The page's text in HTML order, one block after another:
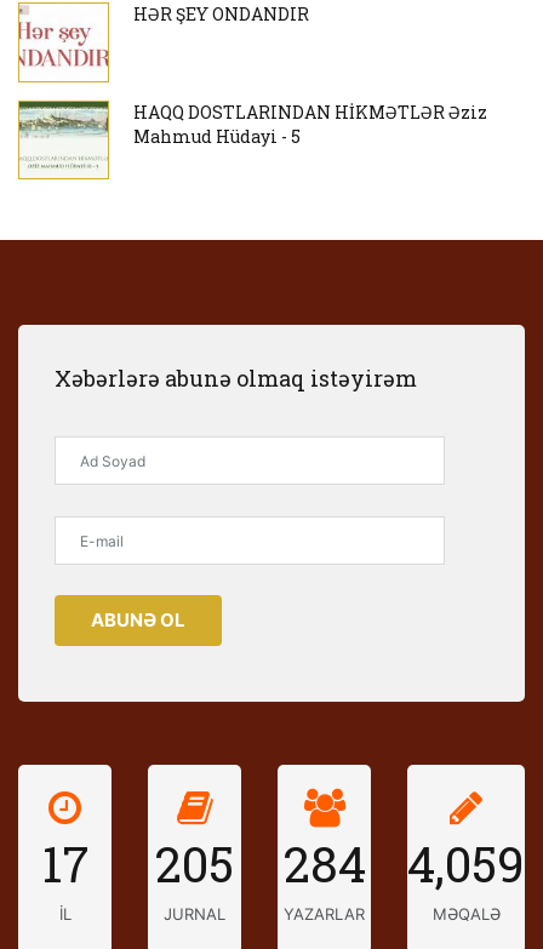
HƏR ŞEY ONDANDIR
HAQQ DOSTLARINDAN HİKMƏTLƏR Əziz
Mahmud Hüdayi - 5
Xəbərlərə abunə olmaq istəyirəm
ABUNƏ OL
17
İL
205
JURNAL
284
YAZARLAR
4,059
MƏQALƏ